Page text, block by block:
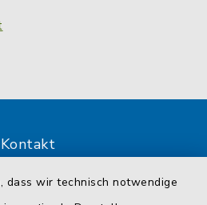
dass wir technisch notwendige
Kontakt